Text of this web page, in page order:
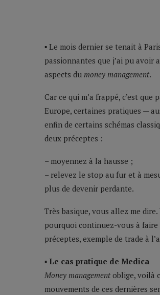
▪ Le mois dernier se tenait à
passionnantes que j’ai pu avoir
aspects du money management.
Car ce qui m’a frappé, c’est
Europe, certaines pratiques —
enfin de certains schémas
deux préceptes :
– moyennez à la hausse ;
– relevez le stop au fur et à
plus de devenir perdante.
Très basique, vous allez me
pourquoi continuez-vous à faire
préceptes, exemple de trade à
▪ Le cas pratique de Medica
Money management oblige, voilà
mouvements de ces dernières